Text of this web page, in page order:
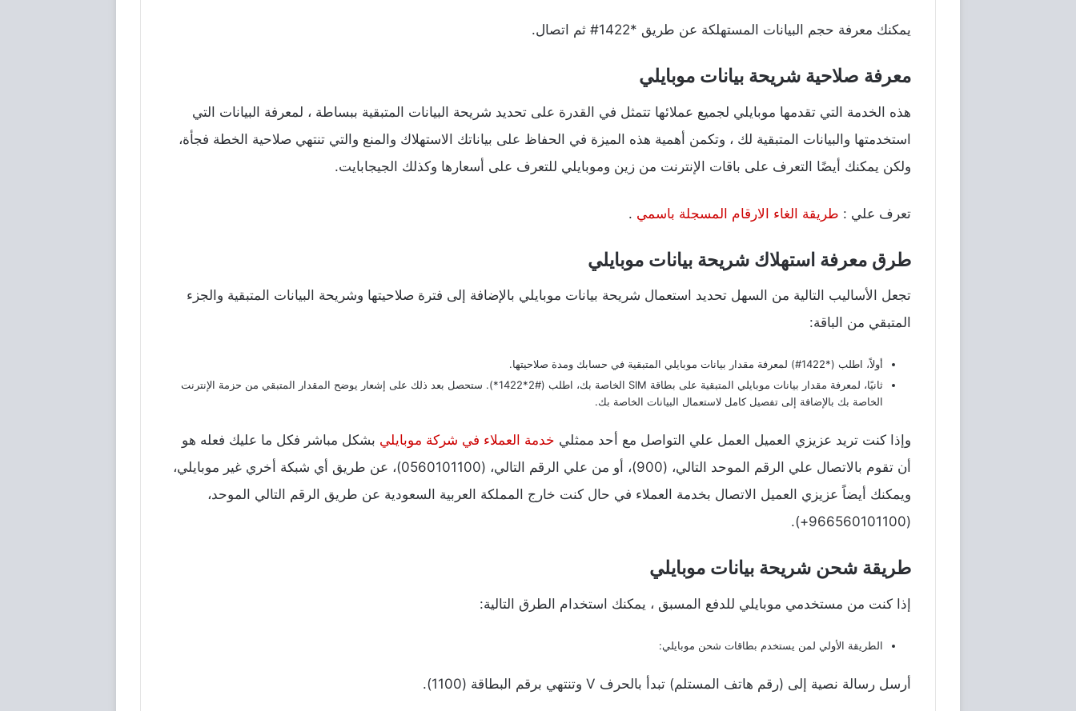
يمكنك معرفة حجم البيانات المستهلكة عن طريق *1422# ثم اتصال.
معرفة صلاحية شريحة بيانات موبايلي
هذه الخدمة التي تقدمها موبايلي لجميع عملائها تتمثل في القدرة على تحديد شريحة البيانات المتبقية ببساطة ، لمعرفة البيانات التي
استخدمتها والبيانات المتبقية لك ، وتكمن أهمية هذه الميزة في الحفاظ على بياناتك الاستهلاك والمنع والتي تنتهي صلاحية الخطة فجأة،
ولكن يمكنك أيضًا التعرف على باقات الإنترنت من زين وموبايلي للتعرف على أسعارها وكذلك الجيجابايت.
تعرف علي : طريقة الغاء الارقام المسجلة باسمي .
طرق معرفة استهلاك شريحة بيانات موبايلي
تجعل الأساليب التالية من السهل تحديد استعمال شريحة بيانات موبايلي بالإضافة إلى فترة صلاحيتها وشريحة البيانات المتبقية والجزء
المتبقي من الباقة:
أولاً، اطلب (*1422#) لمعرفة مقدار بيانات موبايلي المتبقية في حسابك ومدة صلاحيتها.
ثانيًا، لمعرفة مقدار بيانات موبايلي المتبقية على بطاقة SIM الخاصة بك، اطلب (#2*1422*). ستحصل بعد ذلك على إشعار يوضح المقدار المتبقي من حزمة الإنترنت
الخاصة بك بالإضافة إلى تفصيل كامل لاستعمال البيانات الخاصة بك.
وإذا كنت تريد عزيزي العميل العمل علي التواصل مع أحد ممثلي خدمة العملاء في شركة موبايلي بشكل مباشر فكل ما عليك فعله هو
أن تقوم بالاتصال علي الرقم الموحد التالي، (900)، أو من علي الرقم التالي، (0560101100)، عن طريق أي شبكة أخري غير موبايلي،
ويمكنك أيضاً عزيزي العميل الاتصال بخدمة العملاء في حال كنت خارج المملكة العربية السعودية عن طريق الرقم التالي الموحد،
(966560101100+).
طريقة شحن شريحة بيانات موبايلي
إذا كنت من مستخدمي موبايلي للدفع المسبق ، يمكنك استخدام الطرق التالية:
الطريقة الأولي لمن يستخدم بطاقات شحن موبايلي:
أرسل رسالة نصية إلى (رقم هاتف المستلم) تبدأ بالحرف V وتنتهي برقم البطاقة (1100).